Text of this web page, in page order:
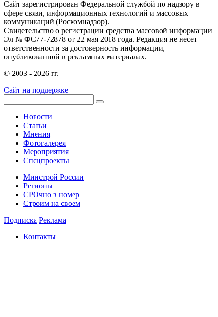
Сайт зарегистрирован Федеральной службой по надзору в
сфере связи, информационных технологий и массовых
коммуникаций (Роскомнадзор).
Свидетельство о регистрации средства массовой информации
Эл № ФС77-72878 от 22 мая 2018 года. Редакция не несет
ответственности за достоверность информации,
опубликованной в рекламных материалах.
© 2003 - 2026 гг.
Сайт на поддержке
Новости
Статьи
Мнения
Фотогалерея
Мероприятия
Спецпроекты
Минстрой России
Регионы
СРОчно в номер
Строим на своем
Подписка Реклама
Контакты